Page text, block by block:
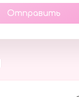
Отправить